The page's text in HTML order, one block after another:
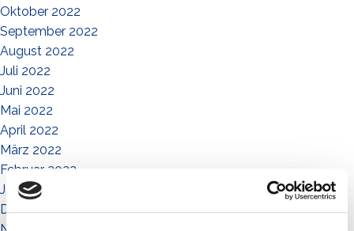
Oktober 2022
September 2022
August 2022
Juli 2022
Juni 2022
Mai 2022
April 2022
März 2022
Februar 2022
Januar 2022
Dezember 2021